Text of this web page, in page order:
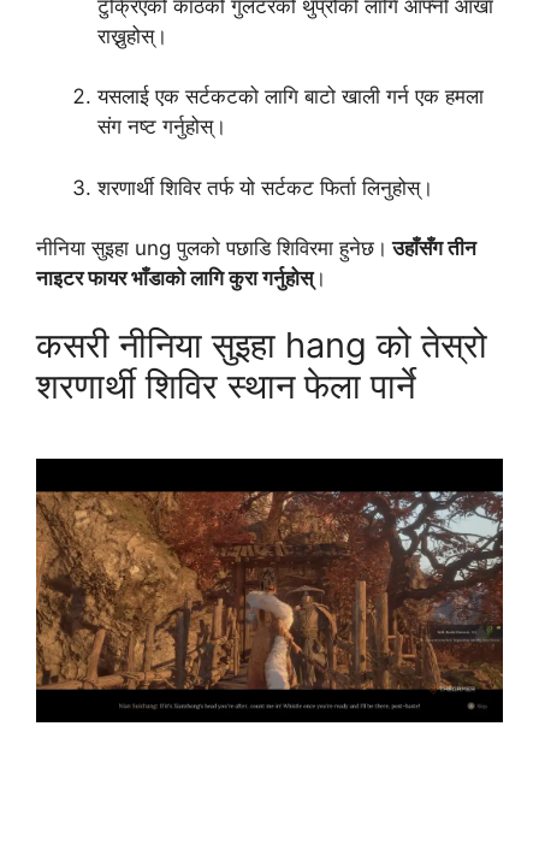
टुक्रिएको काठको गुलटरको थुप्रोको लागि आफ्नो आँखा
राख्नुहोस्।
यसलाई एक सर्टकटको लागि बाटो खाली गर्न एक हमला
संग नष्ट गर्नुहोस्।
शरणार्थी शिविर तर्फ यो सर्टकट फिर्ता लिनुहोस्।
नीनिया सुइहा ung पुलको पछाडि शिविरमा हुनेछ। उहाँसँग तीन
नाइटर फायर भाँडाको लागि कुरा गर्नुहोस्।
कसरी नीनिया सुइहा hang को तेस्रो
शरणार्थी शिविर स्थान फेला पार्ने